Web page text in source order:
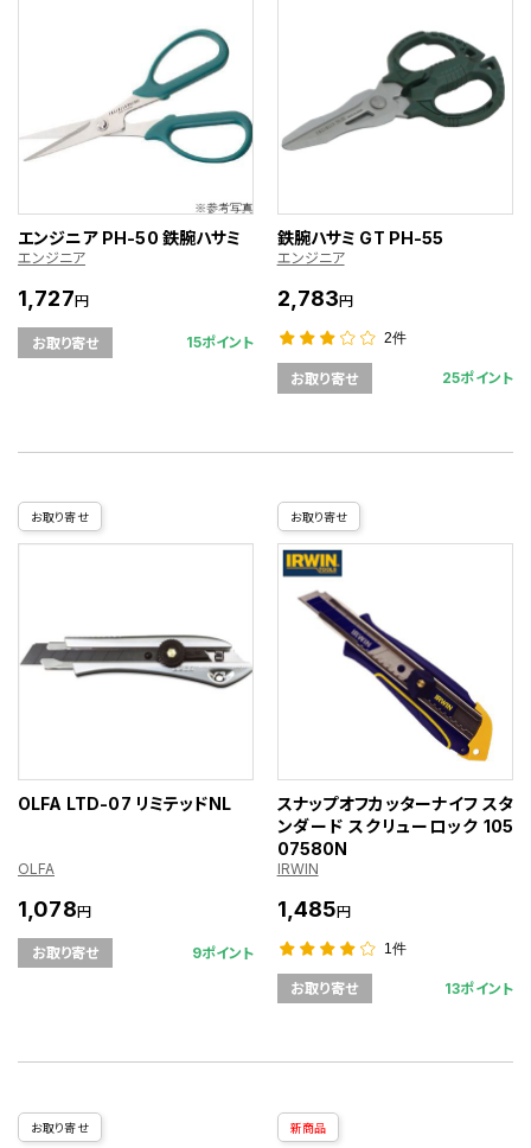
エンジニア PH-50 鉄腕ハサミ
エンジニア
1,727円
お取り寄せ 15ポイント
鉄腕ハサミ GT PH-55
エンジニア
2,783円
2件
お取り寄せ 25ポイント
お取り寄せ
OLFA LTD-07 リミテッドNL
OLFA
1,078円
お取り寄せ 9ポイント
お取り寄せ
スナップオフカッターナイフ スタ
ンダード スクリューロック 105
07580N
IRWIN
1,485円
1件
お取り寄せ 13ポイント
お取り寄せ 新商品